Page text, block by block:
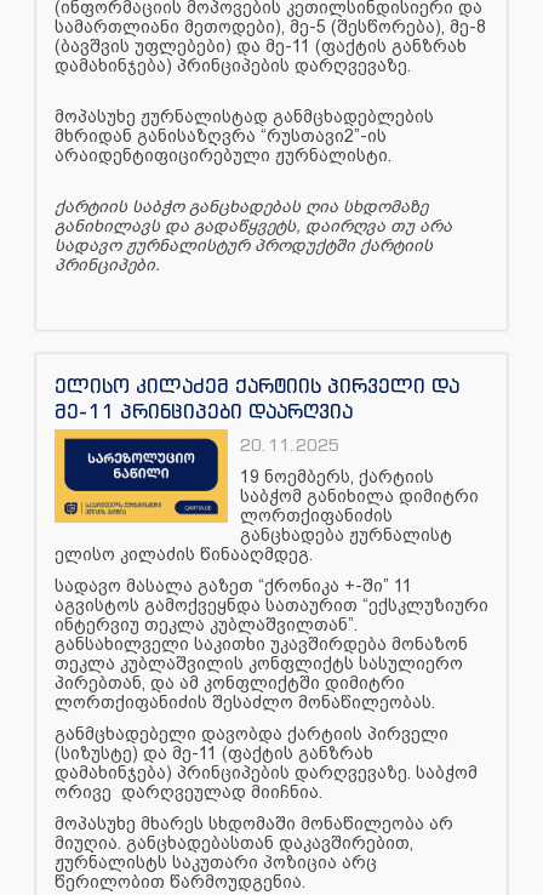
(ინფორმაციის მოპოვების კეთილსინდისიერი და
სამართლიანი მეთოდები), მე-5 (შესწორება), მე-8
(ბავშვის უფლებები) და მე-11 (ფაქტის განზრახ
დამახინჯება) პრინციპების დარღვევაზე.
მოპასუხე ჟურნალისტად განმცხადებლების
მხრიდან განისაზღვრა “რუსთავი2”-ის
არაიდენტიფიცირებული ჟურნალისტი.
ქარტიის საბჭო განცხადებას ღია სხდომაზე
განიხილავს და გადაწყვეტს, დაირღვა თუ არა
სადავო ჟურნალისტურ პროდუქტში ქარტიის
პრინციპები.
ელისო კილაძემ ქარტიის პირველი და
მე-11 პრინციპები დაარღვია
20.11.2025
19 ნოემბერს, ქარტიის
საბჭომ განიხილა დიმიტრი
ლორთქიფანიძის
განცხადება ჟურნალისტ
ელისო კილაძის წინააღმდეგ.
სადავო მასალა გაზეთ “ქრონიკა +-ში” 11
აგვისტოს გამოქვეყნდა სათაურით “ექსკლუზიური
ინტერვიუ თეკლა კუბლაშვილთან”.
განსახილველი საკითხი უკავშირდება მონაზონ
თეკლა კუბლაშვილის კონფლიქტს სასულიერო
პირებთან, და ამ კონფლიქტში დიმიტრი
ლორთქიფანიძის შესაძლო მონაწილეობას.
განმცხადებელი დავობდა ქარტიის პირველი
(სიზუსტე) და მე-11 (ფაქტის განზრახ
დამახინჯება) პრინციპების დარღვევაზე. საბჭომ
ორივე დარღვეულად მიიჩნია.
მოპასუხე მხარეს სხდომაში მონაწილეობა არ
მიუღია. განცხადებასთან დაკავშირებით,
ჟურნალისტს საკუთარი პოზიცია არც
წერილობით წარმოუდგენია.